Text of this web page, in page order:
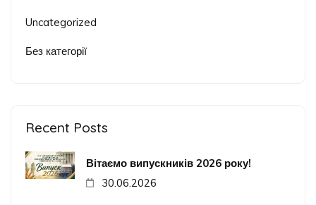
Uncategorized
Без категорії
Recent Posts
Вітаємо випускників 2026 року!
30.06.2026